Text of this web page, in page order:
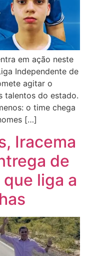
em ação neste
Independente de
agitar o
talentos do estado.
o time chega
[…]
Iracema
de
liga a